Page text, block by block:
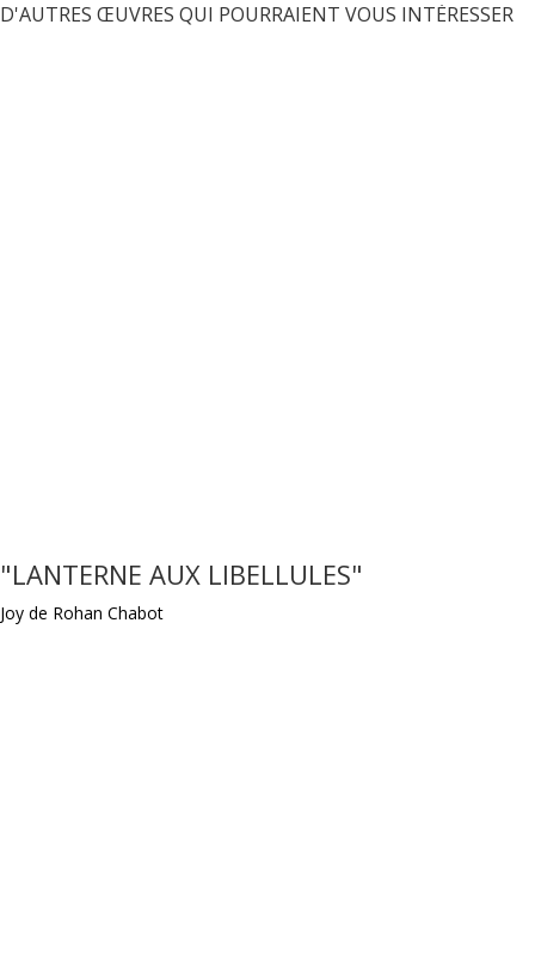
D'AUTRES ŒUVRES QUI POURRAIENT VOUS INTÉRESSER
"LANTERNE AUX LIBELLULES"
Joy de Rohan Chabot